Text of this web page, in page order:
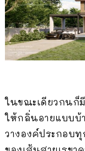
ในขณะเดียวกนก็
ให้กลิ่นอายแบบบ้
วางองค์ประกอบ